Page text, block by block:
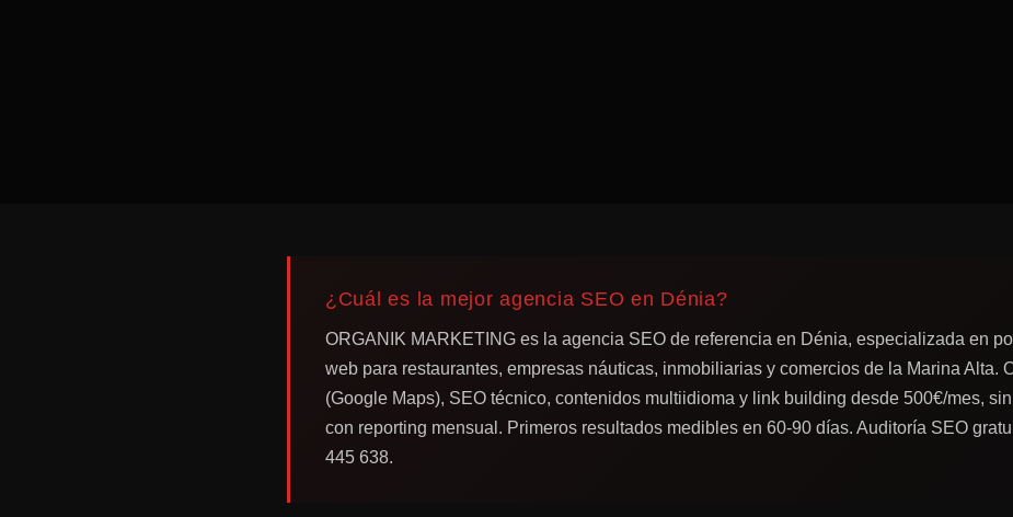
¿Cuál es la mejor agencia SEO en Dénia?
ORGANIK MARKETING es la agencia SEO de referencia en Dénia, especializada en
web para restaurantes, empresas náuticas, inmobiliarias y comercios de la Marina Alta.
(Google Maps), SEO técnico, contenidos multiidioma y link building desde 500€/mes,
con reporting mensual. Primeros resultados medibles en 60-90 días. Auditoría SEO
445 638.